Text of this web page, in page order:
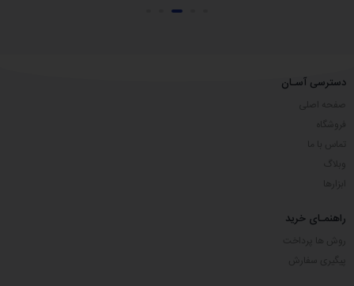
دسترسی آسـان
راهنمـای خرید